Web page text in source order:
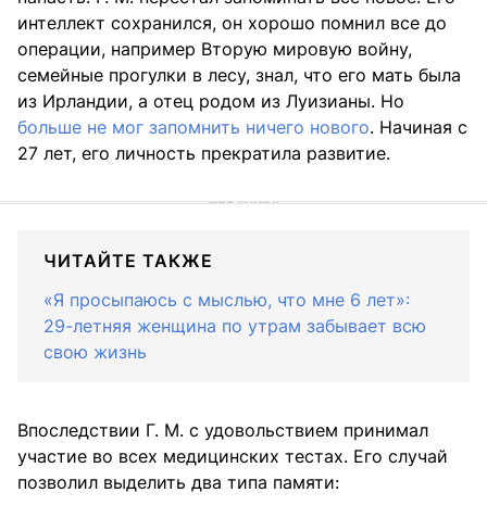
интеллект сохранился, он хорошо помнил все до
операции, например Вторую мировую войну,
семейные прогулки в лесу, знал, что его мать была
из Ирландии, а отец родом из Луизианы. Но
больше не мог запомнить ничего нового. Начиная с
27 лет, его личность прекратила развитие.
ЧИТАЙТЕ ТАКЖЕ
«Я просыпаюсь с мыслью, что мне 6 лет»:
29-летняя женщина по утрам забывает всю
свою жизнь
Впоследствии Г. М. с удовольствием принимал
участие во всех медицинских тестах. Его случай
позволил выделить два типа памяти: